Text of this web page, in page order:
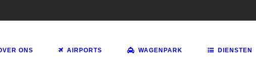
ONS AIRPORTS WAGENPARK DIENSTEN